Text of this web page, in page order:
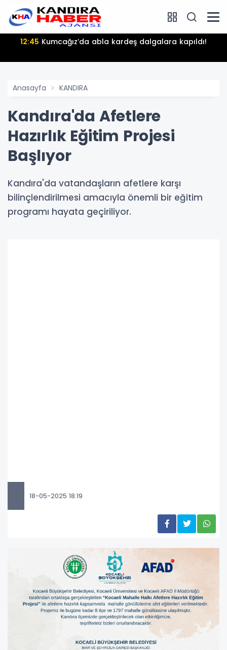
12:45 Kumcağız’da abla kardeş dalgalara kapıldı!
Anasayfa KANDIRA
Kandıra'da Afetlere
Hazırlık Eğitim Projesi
Başlıyor
Kandıra'da vatandaşların afetlere karşı
bilinçlendirilmesi amacıyla önemli bir eğitim
programı hayata geçiriliyor.
18-05-2025 18:19